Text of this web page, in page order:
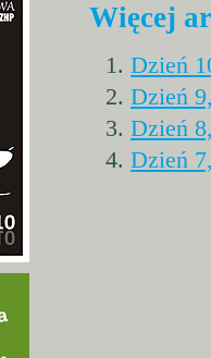
Więcej
Dzień
Dzień
Dzień
Dzień